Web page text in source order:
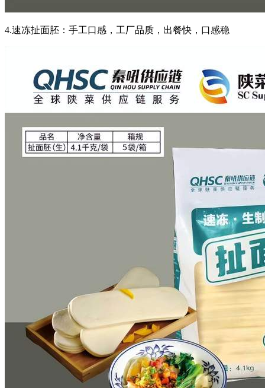
4.速冻扯面胚：手工口感，工厂品质，出餐快，口感稳